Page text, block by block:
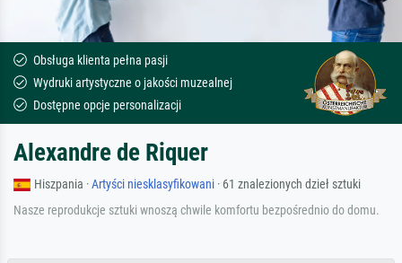
Obsługa klienta pełna pasji
Wydruki artystyczne o jakości muzealnej
Dostępne opcje personalizacji
Alexandre de Riquer
Hiszpania ·Artyści niesklasyfikowani · 61 znalezionych dzieł sztuki
Nasze reprodukcje sztuki wnoszą chwile komfortu bezpośrednio do domu.